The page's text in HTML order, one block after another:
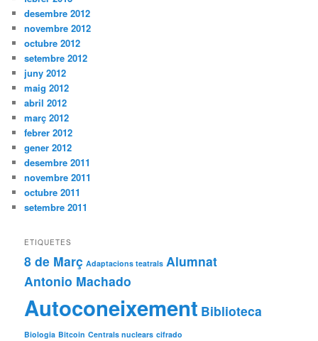
desembre 2012
novembre 2012
octubre 2012
setembre 2012
juny 2012
maig 2012
abril 2012
març 2012
febrer 2012
gener 2012
desembre 2011
novembre 2011
octubre 2011
setembre 2011
ETIQUETES
8 de Març Adaptacions teatrals Alumnat
Antonio Machado
Autoconeixement Biblioteca
Biologia Bitcoin Centrals nuclears cifrado